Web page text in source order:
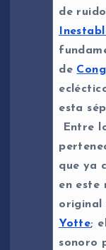
de
de
esta
Entre
que ya
en este
original
Yotte;
sonoro